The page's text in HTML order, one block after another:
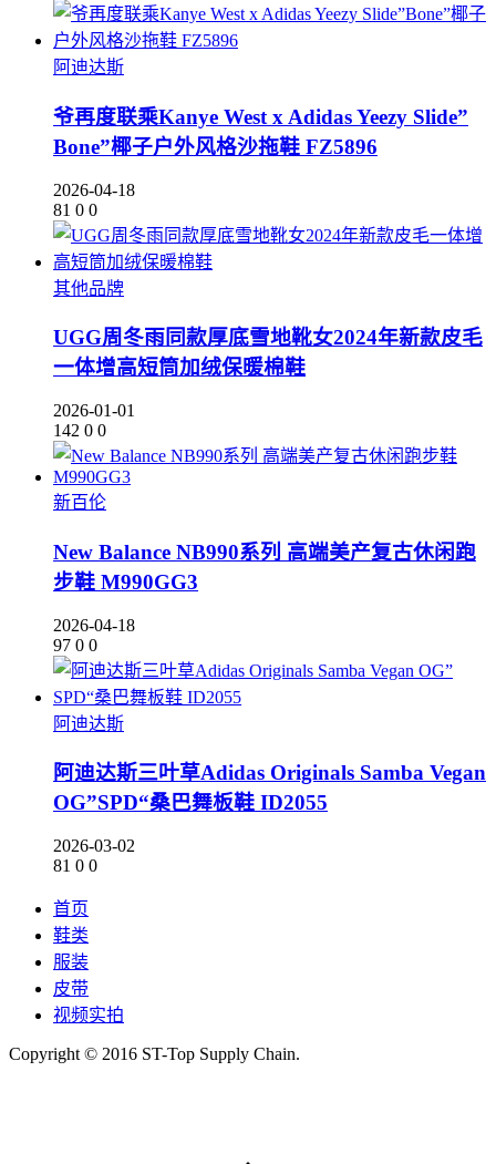
阿迪达斯
爷再度联乘Kanye West x Adidas Yeezy Slide”
Bone”椰子户外风格沙拖鞋 FZ5896
2026-04-18
81 0 0
其他品牌
UGG周冬雨同款厚底雪地靴女2024年新款皮毛
一体增高短筒加绒保暖棉鞋
2026-01-01
142 0 0
新百伦
New Balance NB990系列 高端美产复古休闲跑
步鞋 M990GG3
2026-04-18
97 0 0
阿迪达斯
阿迪达斯三叶草Adidas Originals Samba Vegan
OG”SPD“桑巴舞板鞋 ID2055
2026-03-02
81 0 0
首页
鞋类
服装
皮带
视频实拍
Copyright © 2016 ST-Top Supply Chain.